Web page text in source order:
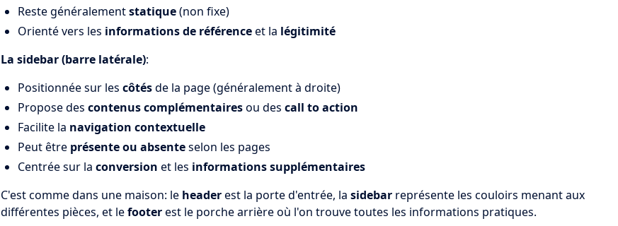
Reste généralementstatique(non fixe)
Orienté vers les informations de référenceet la légitimité
La sidebar (barre latérale):
Positionnée sur les côtésde la page (généralement à droite)
Propose des contenus complémentairesou des call to action
Facilite la navigation contextuelle
Peut être présente ou absenteselon les pages
Centrée sur la conversion et les informations supplémentaires
C'est comme dans une maison: le headerest la porte d'entrée, la sidebar représente les couloirs menant aux
différentes pièces, et lefooterest le porche arrière où l'on trouve toutes les informations pratiques.